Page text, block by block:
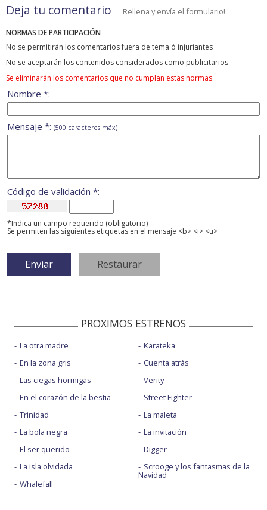
Deja tu comentario Rellena y envía el formulario!
NORMAS DE PARTICIPACIÓN
No se permitirán los comentarios fuera de tema ó injuriantes
No se aceptarán los contenidos considerados como publicitarios
Se eliminarán los comentarios que no cumplan estas normas
Nombre *:
Mensaje *: (500 caracteres máx)
Código de validación *:
*Indica un campo requerido (obligatorio)
Se permiten las siguientes etiquetas en el mensaje <b> <i> <u>
PROXIMOS ESTRENOS
La otra madre
En la zona gris
Las ciegas hormigas
En el corazón de la bestia
Trinidad
La bola negra
El ser querido
La isla olvidada
Whalefall
Karateka
Cuenta atrás
Verity
Street Fighter
La maleta
La invitación
Digger
Scrooge y los fantasmas de la
Navidad